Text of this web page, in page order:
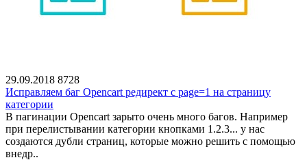
29.09.2018 8728
Исправляем баг Opencart редирект с page=1 на страницу
категории
В пагинации Opencart зарыто очень много багов. Например
при перелистывании категории кнопками 1.2.3... у нас
создаются дубли страниц, которые можно решить с помощью
внедр..